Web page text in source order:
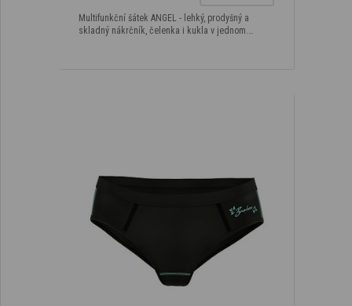
Multifunkční šátek ANGEL - lehký, prodyšný a
skladný nákrčník, čelenka i kukla v jednom.…